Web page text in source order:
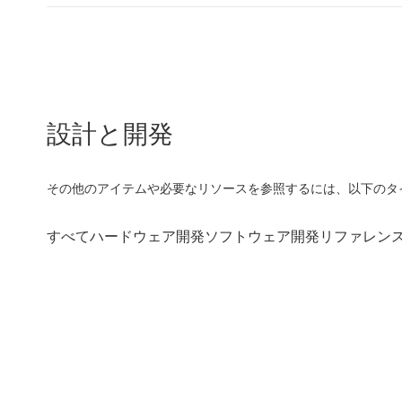
設計と開発
その他のアイテムや必要なリソースを参照するには、以下の